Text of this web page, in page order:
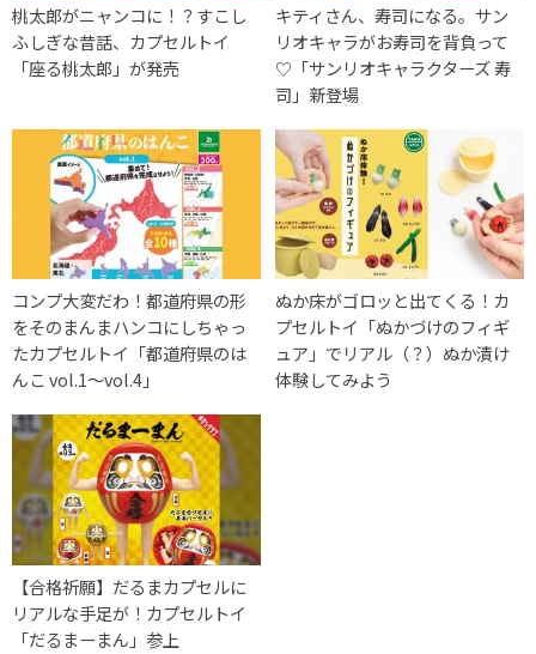
桃太郎がニャンコに！？すこし
ふしぎな昔話、カプセルトイ
「座る桃太郎」が発売
キティさん、寿司になる。サン
リオキャラがお寿司を背負って
♡「サンリオキャラクターズ 寿
司」新登場
コンプ大変だわ！都道府県の形
をそのまんまハンコにしちゃっ
たカプセルトイ「都道府県のは
んこ vol.1～vol.4」
ぬか床がゴロッと出てくる！カ
プセルトイ「ぬかづけのフィギ
ュア」でリアル（？）ぬか漬け
体験してみよう
【合格祈願】だるまカプセルに
リアルな手足が！カプセルトイ
「だるまーまん」参上